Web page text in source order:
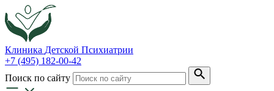
Клиника Детской Психиатрии
+7 (495) 182-00-42
Поиск по сайту